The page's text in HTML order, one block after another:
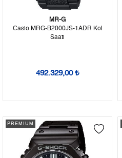
MR-G
Casio MRG-B2000JS-1ADR Kol
Saati
492.329,00 ₺
PREMIUM